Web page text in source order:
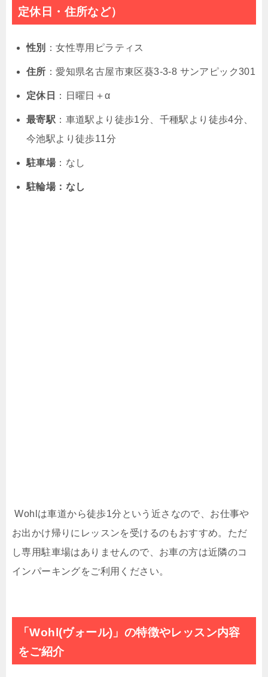
定休日・住所など）
性別 ：女性専用ピラティス
住所 ：愛知県名古屋市東区葵3-3-8 サンアピック301
定休日 ：日曜日＋α
最寄駅 ：車道駅より徒歩1分、千種駅より徒歩4分、
今池駅より徒歩11分
駐車場： なし
駐輪場：なし
Wohlは車道から徒歩1分という近さなので、お仕事や
お出かけ帰りにレッスンを受けるのもおすすめ。ただ
し専用駐車場はありませんので、お車の方は近隣のコ
インパーキングをご利用ください。
「Wohl(ヴォール)」の特徴やレッスン内容
をご紹介